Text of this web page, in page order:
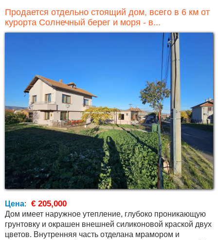
Продается отдельно стоящий дом, всего в 6 км от
курорта Солнечный берег и моря - в...
Цена: € 205,000
Дом имеет наружное утепление, глубоко проникающую
грунтовку и окрашен внешней силиконовой краской двух
цветов. Внутренняя часть отделана мрамором и